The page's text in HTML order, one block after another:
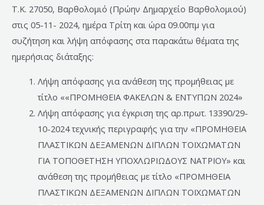
Τ.Κ. 27050, Βαρθολομιό (Πρώην Δημαρχείο Βαρθολομιού)
στις 05-11- 2024, ημέρα Τρίτη και ώρα 09.00πμ για
συζήτηση και λήψη απόφασης στα παρακάτω θέματα της
ημερήσιας διάταξης:
Λήψη απόφασης για ανάθεση της προμήθειας με
τίτλο ««ΠΡΟΜΗΘΕΙΑ ΦΑΚΕΛΩΝ & ΕΝΤΥΠΩΝ 2024»
Λήψη απόφασης για έγκριση της αρ.πρωτ. 13390/29-
10-2024 τεχνικής περιγραφής για την «ΠΡΟΜΗΘΕΙΑ
ΠΛΑΣΤΙΚΩΝ ΔΕΞΑΜΕΝΩΝ ΔΙΠΛΩΝ ΤΟΙΧΩΜΑΤΩΝ
ΓΙΑ ΤΟΠΟΘΕΤΗΣΗ ΥΠΟΧΛΩΡΙΩΔΟΥΣ ΝΑΤΡΙΟΥ» και
ανάθεση της προμήθειας με τίτλο «ΠΡΟΜΗΘΕΙΑ
ΠΛΑΣΤΙΚΩΝ ΔΕΞΑΜΕΝΩΝ ΔΙΠΛΩΝ ΤΟΙΧΩΜΑΤΩΝ